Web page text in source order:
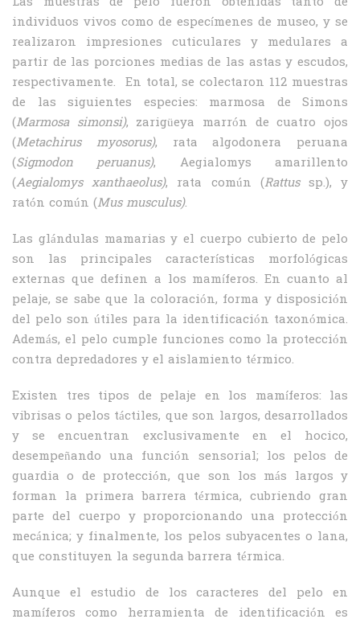
individuos vivos como de especímenes de museo, y se
realizaron impresiones cuticulares y medulares a
partir de las porciones medias de las astas y escudos,
respectivamente. En total, se colectaron 112 muestras
de las siguientes especies: marmosa de Simons
(Marmosa simonsi), zarigüeya marrón de cuatro ojos
(Metachirus myosorus), rata algodonera peruana
(Sigmodon peruanus), Aegialomys amarillento
(Aegialomys xanthaeolus), rata común (Rattus sp.), y
ratón común (Mus musculus).
Las glándulas mamarias y el cuerpo cubierto de pelo
son las principales características morfológicas
externas que definen a los mamíferos. En cuanto al
pelaje, se sabe que la coloración, forma y disposición
del pelo son útiles para la identificación taxonómica.
Además, el pelo cumple funciones como la protección
contra depredadores y el aislamiento térmico.
Existen tres tipos de pelaje en los mamíferos: las
vibrisas o pelos táctiles, que son largos, desarrollados
y se encuentran exclusivamente en el hocico,
desempeñando una función sensorial; los pelos de
guardia o de protección, que son los más largos y
forman la primera barrera térmica, cubriendo gran
parte del cuerpo y proporcionando una protección
mecánica; y finalmente, los pelos subyacentes o lana,
que constituyen la segunda barrera térmica.
Aunque el estudio de los caracteres del pelo en
mamíferos como herramienta de identificación es